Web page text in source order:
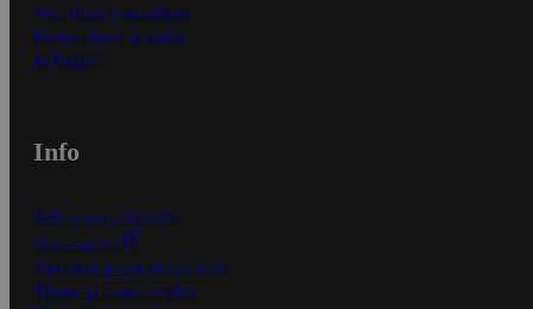
Näin tilaat ja muokkaat
Kaikki ohjeet ja vinkit
In English
Info
S-Business yrityksille
Oiva-raportit
Osuuskauppojen yhteystiedot
Tilaus- ja toimitusehdot